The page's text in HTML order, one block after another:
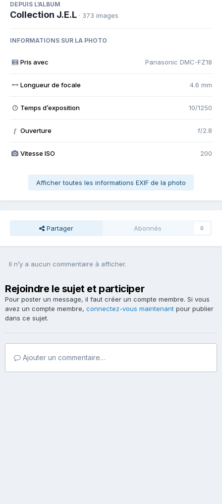
DEPUIS L’ALBUM
Collection J.E.L · 373 images
INFORMATIONS SUR LA PHOTO
Pris avec Panasonic DMC-FZ18
Longueur de focale 4.6 mm
Temps d’exposition 10/1250
f Ouverture f/2.8
Vitesse ISO 200
Afficher toutes les informations EXIF de la photo
Partager Abonnés 0
Il n’y a aucun commentaire à afficher.
Rejoindre le sujet et participer
Pour poster un message, il faut créer un compte membre. Si vous
avez un compte membre, connectez-vous maintenant pour publier
dans ce sujet.
Ajouter un commentaire…